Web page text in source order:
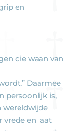
en
die waan van
Daarmee
persoonlijk is,
wereldwijde
vrede en laat